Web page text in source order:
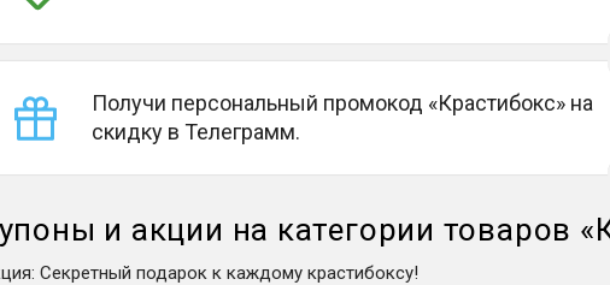
Получи персональный промокод «Крастибокс» на
скидку в Телеграмм.
и акции на категории товаров «
: Секретный подарок к каждому крастибоксу!